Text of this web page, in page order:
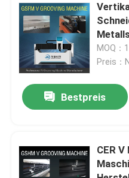
Qualitätskontrolle
Fordern Sie ein Zitat
Automatisches V, das
MOQ：
Preis：
Bestpreis
CER